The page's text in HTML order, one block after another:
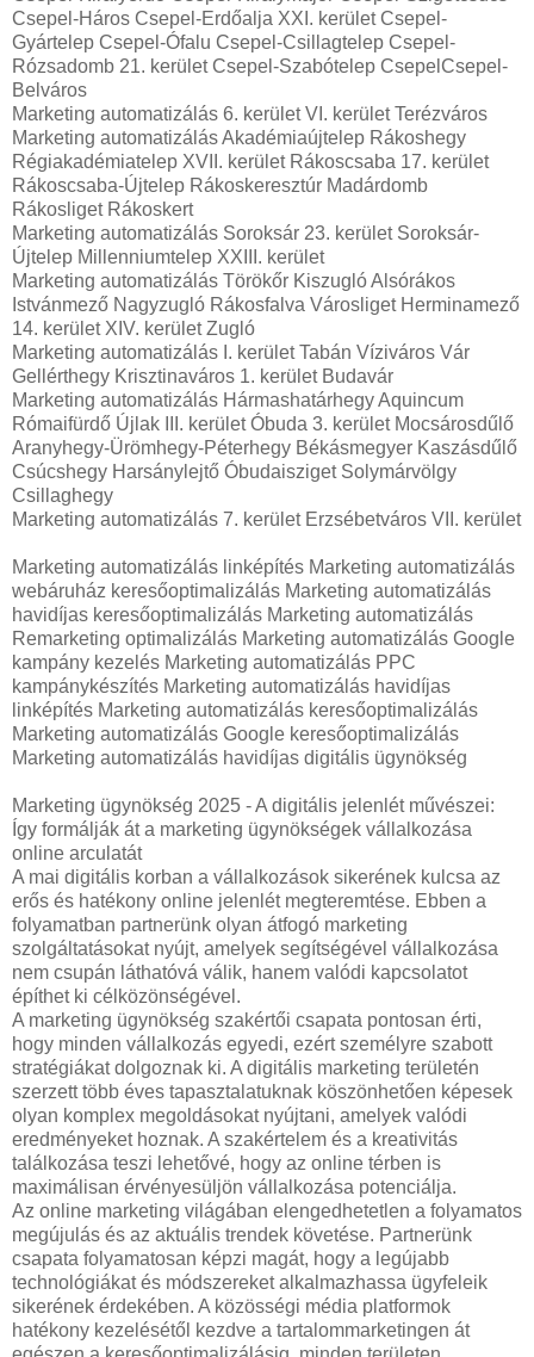
Csepel-Háros Csepel-Erdőalja XXI. kerület Csepel-
Gyártelep Csepel-Ófalu Csepel-Csillagtelep Csepel-
Rózsadomb 21. kerület Csepel-Szabótelep CsepelCsepel-
Belváros
Marketing automatizálás 6. kerület VI. kerület Terézváros
Marketing automatizálás Akadémiaújtelep Rákoshegy
Régiakadémiatelep XVII. kerület Rákoscsaba 17. kerület
Rákoscsaba-Újtelep Rákoskeresztúr Madárdomb
Rákosliget Rákoskert
Marketing automatizálás Soroksár 23. kerület Soroksár-
Újtelep Millenniumtelep XXIII. kerület
Marketing automatizálás Törökőr Kiszugló Alsórákos
Istvánmező Nagyzugló Rákosfalva Városliget Herminamező
14. kerület XIV. kerület Zugló
Marketing automatizálás I. kerület Tabán Víziváros Vár
Gellérthegy Krisztinaváros 1. kerület Budavár
Marketing automatizálás Hármashatárhegy Aquincum
Rómaifürdő Újlak III. kerület Óbuda 3. kerület Mocsárosdűlő
Aranyhegy-Ürömhegy-Péterhegy Békásmegyer Kaszásdűlő
Csúcshegy Harsánylejtő Óbudaisziget Solymárvölgy
Csillaghegy
Marketing automatizálás 7. kerület Erzsébetváros VII. kerület
Marketing automatizálás linképítés Marketing automatizálás
webáruház keresőoptimalizálás Marketing automatizálás
havidíjas keresőoptimalizálás Marketing automatizálás
Remarketing optimalizálás Marketing automatizálás Google
kampány kezelés Marketing automatizálás PPC
kampánykészítés Marketing automatizálás havidíjas
linképítés Marketing automatizálás keresőoptimalizálás
Marketing automatizálás Google keresőoptimalizálás
Marketing automatizálás havidíjas digitális ügynökség
Marketing ügynökség 2025 - A digitális jelenlét művészei:
Így formálják át a marketing ügynökségek vállalkozása
online arculatát
A mai digitális korban a vállalkozások sikerének kulcsa az
erős és hatékony online jelenlét megteremtése. Ebben a
folyamatban partnerünk olyan átfogó marketing
szolgáltatásokat nyújt, amelyek segítségével vállalkozása
nem csupán láthatóvá válik, hanem valódi kapcsolatot
építhet ki célközönségével.
A marketing ügynökség szakértői csapata pontosan érti,
hogy minden vállalkozás egyedi, ezért személyre szabott
stratégiákat dolgoznak ki. A digitális marketing területén
szerzett több éves tapasztalatuknak köszönhetően képesek
olyan komplex megoldásokat nyújtani, amelyek valódi
eredményeket hoznak. A szakértelem és a kreativitás
találkozása teszi lehetővé, hogy az online térben is
maximálisan érvényesüljön vállalkozása potenciálja.
Az online marketing világában elengedhetetlen a folyamatos
megújulás és az aktuális trendek követése. Partnerünk
csapata folyamatosan képzi magát, hogy a legújabb
technológiákat és módszereket alkalmazhassa ügyfeleik
sikerének érdekében. A közösségi média platformok
hatékony kezelésétől kezdve a tartalommarketingen át